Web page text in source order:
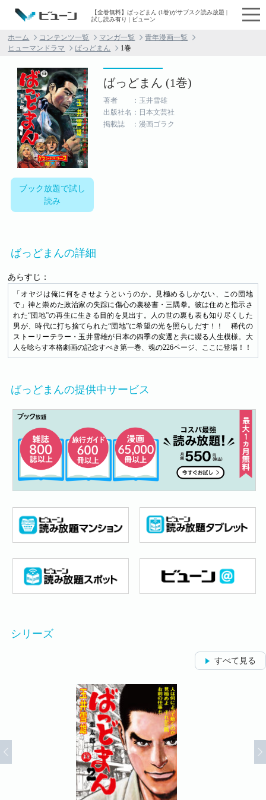
【全巻無料】ばっどまん (1巻)がサブスク読み放題 |
試し読み有り | ビューン
ホーム コンテンツ一覧 マンガ一覧
青年漫画一覧
ヒューマンドラマ
ばっどまん 1巻
ブック放題で試し
読み
ばっどまん (1巻)
著者 ：玉井雪雄
出版社名：日本文芸社
掲載誌 ：漫画ゴラク
ばっどまんの詳細
あらすじ：
「オヤジは俺に何をさせようというのか。見極めるしかない、この団地
で」神と崇めた政治家の失踪に傷心の裏秘書・三隅拳。彼は住めと指示さ
れた“団地”の再生に生きる目的を見出す。人の世の裏も表も知り尽くした
男が、時代に打ち捨てられた“団地”に希望の光を照らしだす！！ 稀代の
ストーリーテラー・玉井雪雄が日本の四季の変遷と共に綴る人生模様。大
人を唸らす本格劇画の記念すべき第一巻、魂の226ページ、ここに登場！！
ばっどまんの提供中サービス
シリーズ
すべて見る